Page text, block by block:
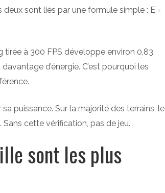
sont liés par une formule simple : E =
tirée à 300 FPS développe environ 0,83
d’énergie. C’est pourquoi les
puissance. Sur la majorité des terrains, le
cette vérification, pas de jeu.
sont les plus